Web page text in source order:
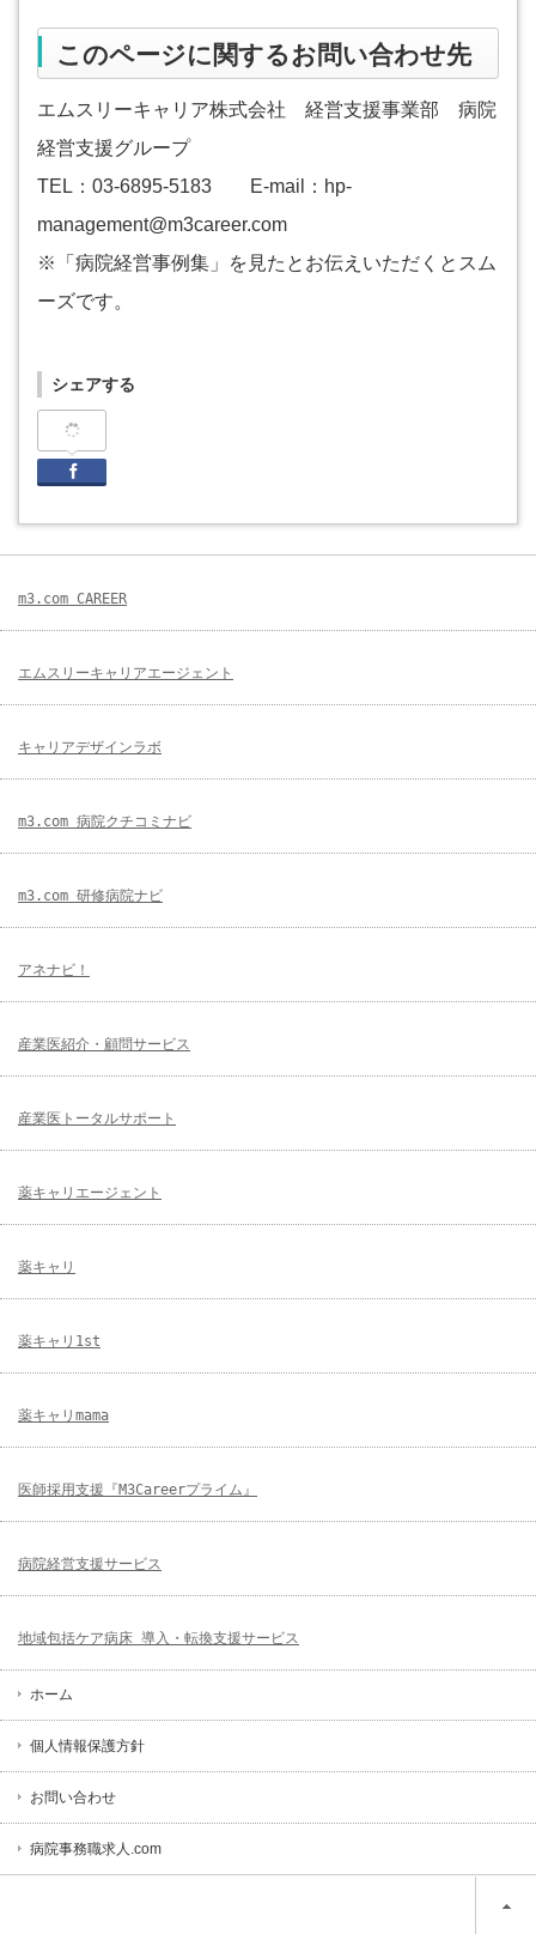
このページに関するお問い合わせ先
エムスリーキャリア株式会社 経営支援事業部 病院
経営支援グループ
TEL：03-6895-5183 E-mail：hp-
management@m3career.com
※「病院経営事例集」を見たとお伝えいただくとスム
ーズです。
シェアする
m3.com CAREER
エムスリーキャリアエージェント
キャリアデザインラボ
m3.com 病院クチコミナビ
m3.com 研修病院ナビ
アネナビ！
産業医紹介・顧問サービス
産業医トータルサポート
薬キャリエージェント
薬キャリ
薬キャリ1st
薬キャリmama
医師採用支援『M3Careerプライム』
病院経営支援サービス
地域包括ケア病床 導入・転換支援サービス
ホーム
個人情報保護方針
お問い合わせ
病院事務職求人.com